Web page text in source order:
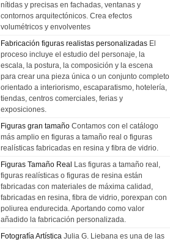
nítidas y precisas en fachadas, ventanas y
contornos arquitectónicos. Crea efectos
volumétricos y envolventes
Fabricación figuras realistas personalizadas El
proceso incluye el estudio del personaje, la
escala, la postura, la composición y la escena
para crear una pieza única o un conjunto completo
orientado a interiorismo, escaparatismo, hotelería,
tiendas, centros comerciales, ferias y
exposiciones.
Figuras gran tamaño Contamos con el catálogo
más amplio en figuras a tamaño real o figuras
realísticas fabricadas en resina y fibra de vidrio.
Figuras Tamaño Real Las figuras a tamaño real,
figuras realísticas o figuras de resina están
fabricadas con materiales de máxima calidad,
fabricadas en resina, fibra de vidrio, porexpan con
poliurea endurecida. Aportando como valor
añadido la fabricación personalizada.
Fotografía Artística Julia G. Liebana es una de las